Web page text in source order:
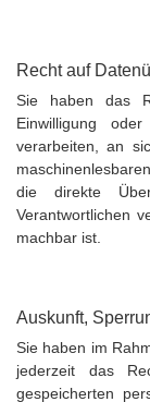
Recht auf
Sie haben das
Einwilligung
verarbeiten, an
die direkte
Verantwortlichen
machbar ist.
Auskunft,
Sie haben im
jederzeit das
gespeicherten